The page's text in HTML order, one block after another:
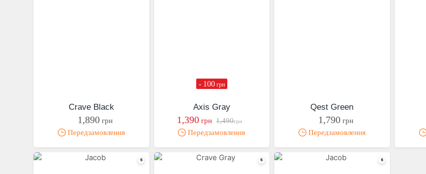
Crave Black
1,890 грн
Передзамовлення
Axis Gray
1,390 грн 1,490грн
- 100грн
Передзамовлення
Qest Green
1,790 грн
Передзамовлення